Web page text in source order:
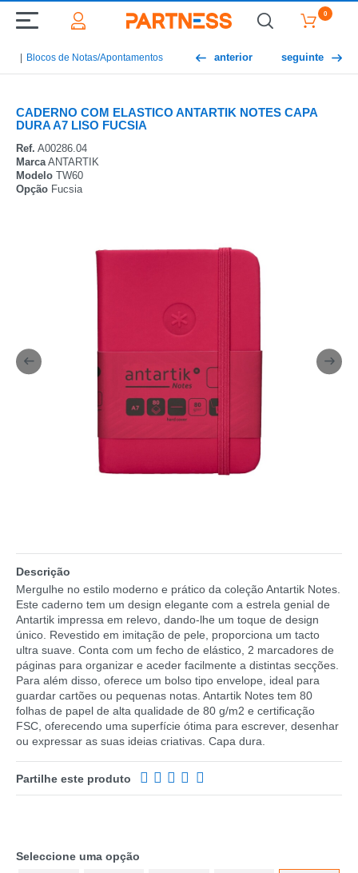
0
Blocos de Notas/Apontamentos anterior seguinte
CADERNO COM ELASTICO ANTARTIK NOTES CAPA
DURA A7 LISO FUCSIA
Ref. A00286.04
MarcaANTARTIK
Modelo TW60
Opção Fucsia
Descrição
Mergulhe no estilo moderno e prático da coleção Antartik Notes.
Este caderno tem um design elegante com a estrela genial de
Antartik impressa em relevo, dando-lhe um toque de design
único. Revestido em imitação de pele, proporciona um tacto
ultra suave. Conta com um fecho de elástico, 2 marcadores de
páginas para organizar e aceder facilmente a distintas secções.
Para além disso, oferece um bolso tipo envelope, ideal para
guardar cartões ou pequenas notas. Antartik Notes tem 80
folhas de papel de alta qualidade de 80 g/m2 e certificação
FSC, oferecendo uma superfície ótima para escrever, desenhar
ou expressar as suas ideias criativas. Capa dura.
Partilhe este produto
Seleccione uma opção